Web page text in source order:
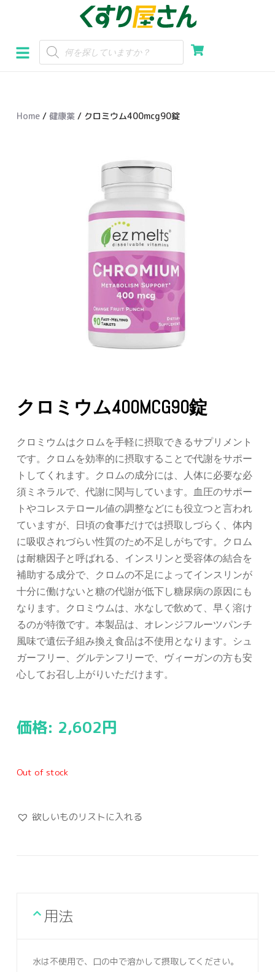
ン
テ
スHome / 健康薬 / クロミウム400mcg90錠
クロミウム400MCG90錠
クロミウムはクロムを手軽に摂取できるサプリメント
です。クロムを効率的に摂取することで代謝をサポー
トしてくれます。クロムの成分には、人体に必要な必
須ミネラルで、代謝に関与しています。血圧のサポー
トやコレステロール値の調整などにも役立つと言われ
ていますが、日頃の食事だけでは摂取しづらく、体内
に吸収されづらい性質のため不足しがちです。クロム
は耐糖因子と呼ばれる、インスリンと受容体の結合を
補助する成分で、クロムの不足によってインスリンが
十分に働けないと糖の代謝が低下し糖尿病の原因にも
なります。クロミウムは、水なしで飲めて、早く溶け
るのが特徴です。本製品は、オレンジフルーツパンチ
風味で遺伝子組み換え食品は不使用となります。シュ
ガーフリー、グルテンフリーで、ヴィーガンの方も安
心してお召し上がりいただけます。
価格: 2,602円
Out of stock
欲しいものリストに入れる
用法
水は不使用で、口の中で溶かして摂取してください。